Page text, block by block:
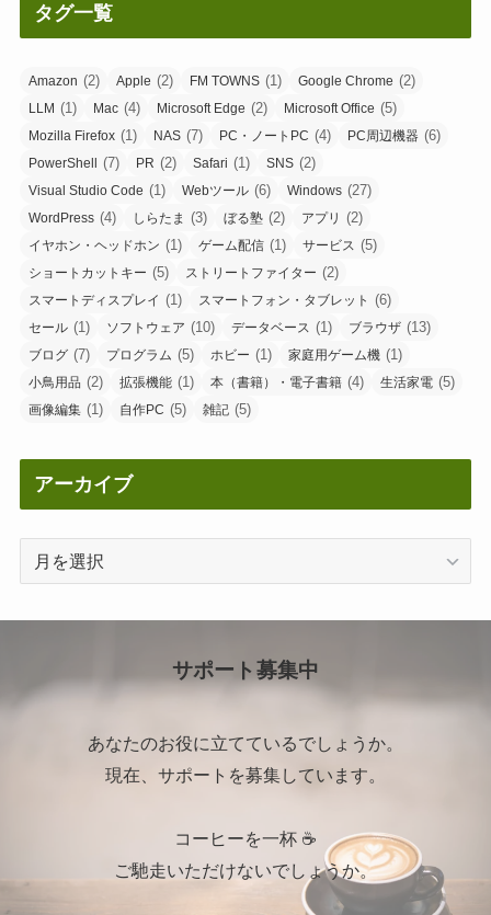
タグ一覧
Amazon (2) Apple (2) FM TOWNS (1) Google Chrome (2)
LLM (1) Mac (4) Microsoft Edge (2) Microsoft Office (5)
Mozilla Firefox (1) NAS (7) PC・ノートPC (4) PC周辺機器 (6)
PowerShell (7) PR (2) Safari (1) SNS (2)
Visual Studio Code (1) Webツール (6) Windows (27)
WordPress (4) しらたま (3) ぼる塾 (2) アプリ (2)
イヤホン・ヘッドホン (1) ゲーム配信 (1) サービス (5)
ショートカットキー (5) ストリートファイター (2)
スマートディスプレイ (1) スマートフォン・タブレット (6)
セール (1) ソフトウェア (10) データベース (1) ブラウザ (13)
ブログ (7) プログラム (5) ホビー (1) 家庭用ゲーム機 (1)
小鳥用品 (2) 拡張機能 (1) 本（書籍）・電子書籍 (4) 生活家電 (5)
画像編集 (1) 自作PC (5) 雑記 (5)
アーカイブ
サポート募集中
あなたのお役に立てているでしょうか。
現在、サポートを募集しています。
コーヒーを一杯 ☕
ご馳走いただけないでしょうか。